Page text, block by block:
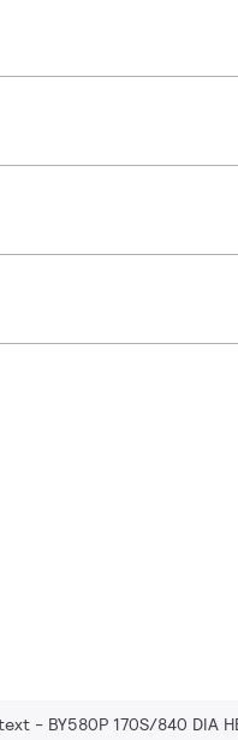
- BY580P 170S/840 DIA